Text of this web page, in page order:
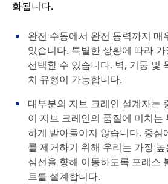
화됩니다.
완전 수동에서 완전 동력까지 매
있습니다. 특별한 상황에 따라
선택할 수 있습니다. 벽, 기둥 및
치 유형이 가능합니다.
대부분의 지브 크레인 설계자는
이 지브 크레인의 품질에 미치는
하게 받아들이지 않습니다. 중심
를 제거하기 위해 우리는 가장
심선을 향해 이동하도록 프레스
트를 설계합니다.